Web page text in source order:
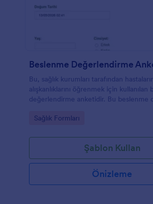
Beslenme Değerlendirme
Bu, sağlık kurumları tarafından
alışkanlıklarını öğrenmek için
değerlendirme anketidir. Bu beslenme
asidi, iltihaplanma, toksisite ve günde
Go to Category:
Sağlık Formları
Şablon Kullan
Önizleme